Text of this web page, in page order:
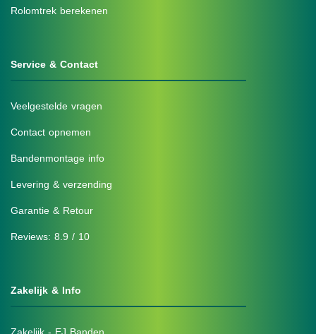
Rolomtrek berekenen
Service & Contact
Veelgestelde vragen
Contact opnemen
Bandenmontage info
Levering & verzending
Garantie & Retour
Reviews: 8.9 / 10
Zakelijk & Info